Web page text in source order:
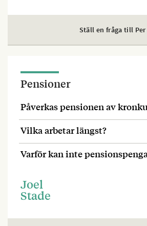
Ställ en fråga till Per
Pensioner
Påverkas pensionen av
Vilka arbetar längst?
Varför kan inte
Joel
Stade